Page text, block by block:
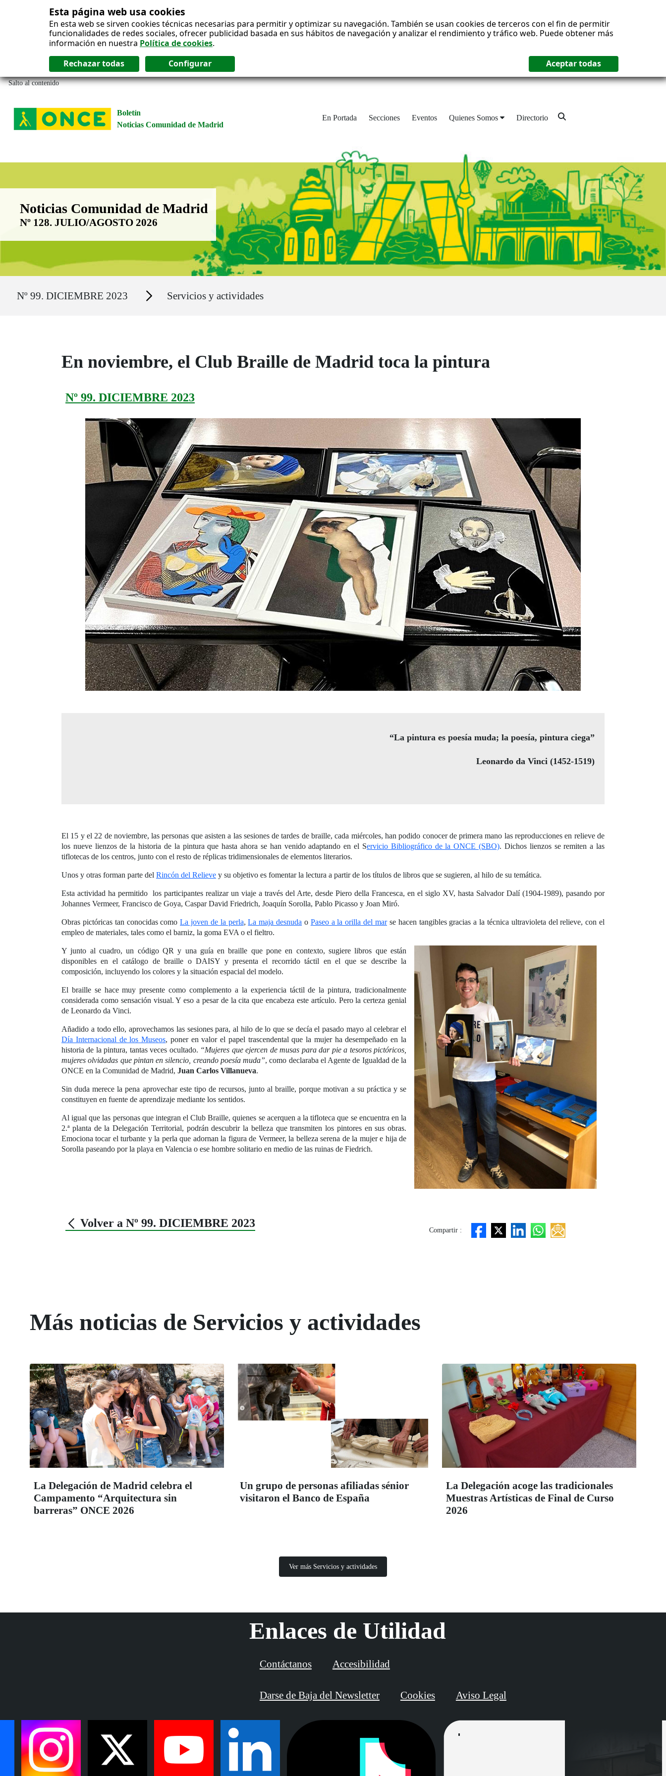
Esta página web usa cookies
En esta web se sirven cookies técnicas necesarias para permitir y optimizar su navegación. También se usan cookies de terceros con el fin de permitir
funcionalidades de redes sociales, ofrecer publicidad basada en sus hábitos de navegación y analizar el rendimiento y tráfico web. Puede obtener más
información en nuestra Política de cookies.
Salto al contenido
Boletín
Noticias Comunidad de Madrid
En Portada Secciones Eventos Quienes Somos Directorio
Boletín Noticias Comunidad de Madrid
Noticias Comunidad de Madrid
Nº 128. JULIO/AGOSTO 2026
Nº 99. DICIEMBRE 2023 Secciones Servicios y actividades
En noviembre, el Club Braille de Madrid toca la pintura
Nº 99. DICIEMBRE 2023
“La pintura es poesía muda; la poesía, pintura ciega”
Leonardo da Vinci (1452-1519)
El 15 y el 22 de noviembre, las personas que asisten a las sesiones de tardes de braille, cada miércoles, han podido conocer de primera mano las reproducciones en relieve de
los nueve lienzos de la historia de la pintura que hasta ahora se han venido adaptando en el Servicio Bibliográfico de la ONCE (SBO). Dichos lienzos se remiten a las
tiflotecas de los centros, junto con el resto de réplicas tridimensionales de elementos literarios.
Unos y otras forman parte del Rincón del Relieve y su objetivo es fomentar la lectura a partir de los títulos de libros que se sugieren, al hilo de su temática.
Esta actividad ha permitido los participantes realizar un viaje a través del Arte, desde Piero della Francesca, en el siglo XV, hasta Salvador Dalí (1904-1989), pasando por
Johannes Vermeer, Francisco de Goya, Caspar David Friedrich, Joaquín Sorolla, Pablo Picasso y Joan Miró.
Obras pictóricas tan conocidas comoLa joven de la perla,La maja desnuda o Paseo a la orilla del marse hacen tangibles gracias a la técnica ultravioleta del relieve, con el
empleo de materiales, tales como el barniz, la goma EVA o el fieltro.
Y junto al cuadro, un código QR y una guía en braille que pone en contexto, sugiere libros que están
disponibles en el catálogo de braille o DAISY y presenta el recorrido táctil en el que se describe la
composición, incluyendo los colores y la situación espacial del modelo.
El braille se hace muy presente como complemento a la experiencia táctil de la pintura, tradicionalmente
considerada como sensación visual. Y eso a pesar de la cita que encabeza este artículo. Pero la certeza genial
de Leonardo da Vinci.
Añadido a todo ello, aprovechamos las sesiones para, al hilo de lo que se decía el pasado mayo al celebrar el
Día Internacional de los Museos, poner en valor el papel trascendental que la mujer ha desempeñado en la
historia de la pintura, tantas veces ocultado. “Mujeres que ejercen de musas para dar pie a tesoros pictóricos,
mujeres olvidadas que pintan en silencio, creando poesía muda”, como declaraba el Agente de Igualdad de la
ONCE en la Comunidad de Madrid, Juan Carlos Villanueva.
Sin duda merece la pena aprovechar este tipo de recursos, junto al braille, porque motivan a su práctica y se
constituyen en fuente de aprendizaje mediante los sentidos.
Al igual que las personas que integran el Club Braille, quienes se acerquen a la tifloteca que se encuentra en la
2.ª planta de la Delegación Territorial, podrán descubrir la belleza que transmiten los pintores en sus obras.
Emociona tocar el turbante y la perla que adornan la figura de Vermeer, la belleza serena de la mujer e hija de
Sorolla paseando por la playa en Valencia o ese hombre solitario en medio de las ruinas de Fiedrich.
Volver a Nº 99. DICIEMBRE 2023
Compartir :
Más noticias de Servicios y actividades
La Delegación de Madrid celebra el
Campamento “Arquitectura sin
barreras” ONCE 2026
Un grupo de personas afiliadas sénior
visitaron el Banco de España
La Delegación acoge las tradicionales
Muestras Artísticas de Final de Curso
2026
Ver más Servicios y actividades
Enlaces de Utilidad
Contáctanos Accesibilidad
Darse de Baja del Newsletter Cookies Aviso Legal